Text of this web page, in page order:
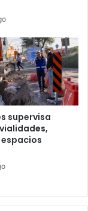
supervisa